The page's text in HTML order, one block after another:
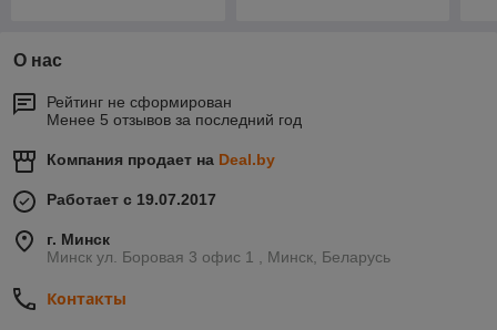
О нас
Рейтинг не сформирован
Менее 5 отзывов за последний год
Компания продает на Deal.by
Работает с 19.07.2017
г. Минск
Минск ул. Боровая 3 офис 1 , Минск, Беларусь
Контакты